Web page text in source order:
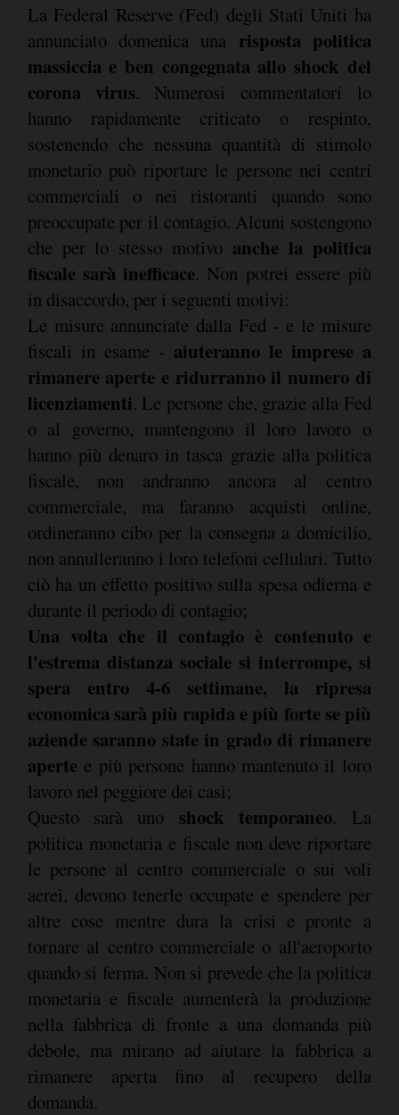
La Federal Reserve (Fed) degli Stati Uniti ha
annunciato domenica una risposta politica
massiccia e ben congegnata allo shock del
corona virus. Numerosi commentatori lo
hanno rapidamente criticato o respinto,
sostenendo che nessuna quantità di stimolo
monetario può riportare le persone nei centri
commerciali o nei ristoranti quando sono
preoccupate per il contagio. Alcuni sostengono
che per lo stesso motivo anche la politica
fiscale sarà inefficace. Non potrei essere più
in disaccordo, per i seguenti motivi:
Le misure annunciate dalla Fed - e le misure
fiscali in esame - aiuteranno le imprese a
rimanere aperte e ridurranno il numero di
licenziamenti. Le persone che, grazie alla Fed
o al governo, mantengono il loro lavoro o
hanno più denaro in tasca grazie alla politica
fiscale, non andranno ancora al centro
commerciale, ma faranno acquisti online,
ordineranno cibo per la consegna a domicilio,
non annulleranno i loro telefoni cellulari. Tutto
ciò ha un effetto positivo sulla spesa odierna e
durante il periodo di contagio;
Una volta che il contagio è contenuto e
l'estrema distanza sociale si interrompe, si
spera entro 4-6 settimane, la ripresa
economica sarà più rapida e più forte se più
aziende saranno state in grado di rimanere
aperte e più persone hanno mantenuto il loro
lavoro nel peggiore dei casi;
Questo sarà uno shock temporaneo. La
politica monetaria e fiscale non deve riportare
le persone al centro commerciale o sui voli
aerei, devono tenerle occupate e spendere per
altre cose mentre dura la crisi e pronte a
tornare al centro commerciale o all'aeroporto
quando si ferma. Non si prevede che la politica
monetaria e fiscale aumenterà la produzione
nella fabbrica di fronte a una domanda più
debole, ma mirano ad aiutare la fabbrica a
rimanere aperta fino al recupero della
domanda.